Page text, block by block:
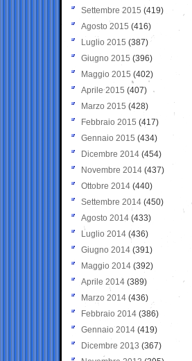
Settembre 2015 (419)
Agosto 2015 (416)
Luglio 2015 (387)
Giugno 2015 (396)
Maggio 2015 (402)
Aprile 2015 (407)
Marzo 2015 (428)
Febbraio 2015 (417)
Gennaio 2015 (434)
Dicembre 2014 (454)
Novembre 2014 (437)
Ottobre 2014 (440)
Settembre 2014 (450)
Agosto 2014 (433)
Luglio 2014 (436)
Giugno 2014 (391)
Maggio 2014 (392)
Aprile 2014 (389)
Marzo 2014 (436)
Febbraio 2014 (386)
Gennaio 2014 (419)
Dicembre 2013 (367)